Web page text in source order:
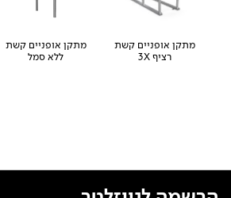
מתקן אופניים קשת
רציף 3X
מתקן אופניים קשת
ללא סמל